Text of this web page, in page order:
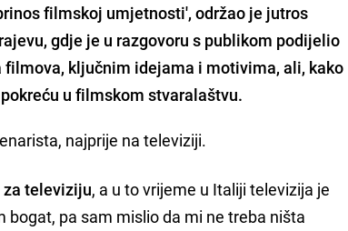
filmskoj umjetnosti', održao je jutros
gdje je u razgovoru s publikom podijelio
ključnim idejama i motivima, ali, kako
u filmskom stvaralaštvu.
najprije na televiziji.
televiziju, a u to vrijeme u Italiji televizija je
pa sam mislio da mi ne treba ništa